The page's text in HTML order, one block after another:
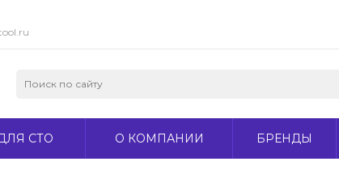
СТО О КОМПАНИИ БРЕНДЫ